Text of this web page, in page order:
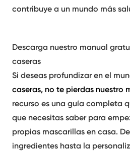
contribuye a un mundo más
Descarga nuestro manual
caseras
Si deseas profundizar en el
caseras, no te pierdas nuestro
recurso es una guía completa
que necesitas saber para
propias mascarillas en casa.
ingredientes hasta la